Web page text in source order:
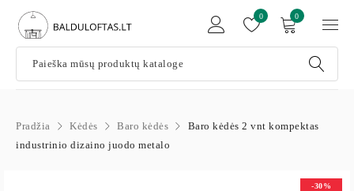
0
0
Pradžia Kėdės Baro kėdės
Baro kėdės 2 vnt kompektas
industrinio dizaino juodo metalo
-30%